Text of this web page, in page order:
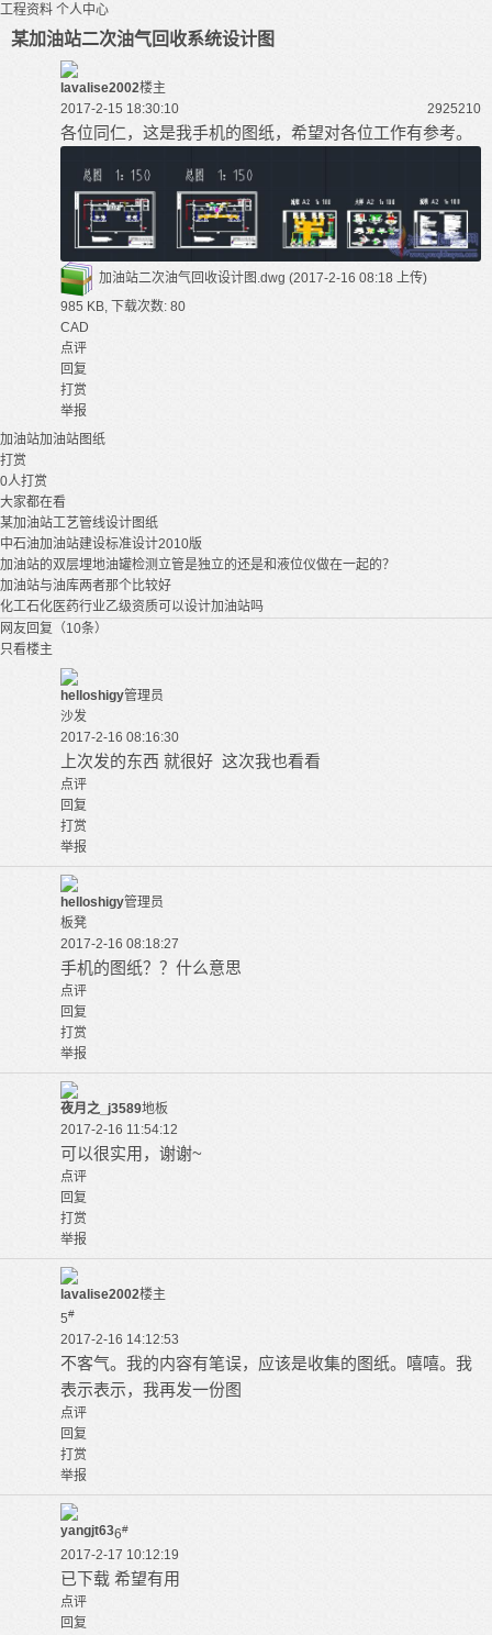
工程资料 个人中心
某加油站二次油气回收系统设计图
lavalise2002楼主
2017-2-15 18:30:10
2925210
各位同仁，这是我手机的图纸，希望对各位工作有参考。
加油站二次油气回收设计图.dwg (2017-2-16 08:18 上传)
985 KB, 下载次数: 80
CAD
点评
回复
打赏
举报
加油站加油站图纸
打赏
0人打赏
大家都在看
某加油站工艺管线设计图纸
中石油加油站建设标准设计2010版
加油站的双层埋地油罐检测立管是独立的还是和液位仪做在一起的？
加油站与油库两者那个比较好
化工石化医药行业乙级资质可以设计加油站吗
网友回复（10条）
只看楼主
helloshigy管理员
沙发
2017-2-16 08:16:30
上次发的东西 就很好 这次我也看看
点评
回复
打赏
举报
helloshigy管理员
板凳
2017-2-16 08:18:27
手机的图纸？？什么意思
点评
回复
打赏
举报
夜月之_j3589地板
2017-2-16 11:54:12
可以很实用，谢谢~
点评
回复
打赏
举报
lavalise2002楼主
5#
2017-2-16 14:12:53
不客气。我的内容有笔误，应该是收集的图纸。嘻嘻。我
表示表示，我再发一份图
点评
回复
打赏
举报
yangjt636#
2017-2-17 10:12:19
已下载 希望有用
点评
回复